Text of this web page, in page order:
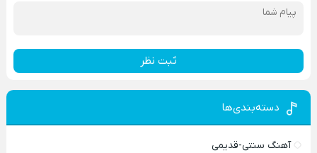
ثبت نظر
دسته‌بندی‌ها
آهنگ سنتی-قدیمی